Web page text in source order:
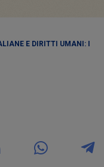
E DIRITTI UMANI: I